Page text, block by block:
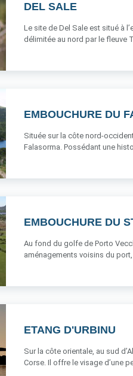
DEL SALE
Le site de Del Sale est situé à
délimitée au nord par le fleuve
EMBOUCHURE DU
Située sur la côte nord-
Falasorma. Possédant une
EMBOUCHURE DU
Au fond du golfe de Porto
aménagements voisins du
ETANG D'URBINU
Sur la côte orientale, au sud
Corse. Il offre le visage d’une